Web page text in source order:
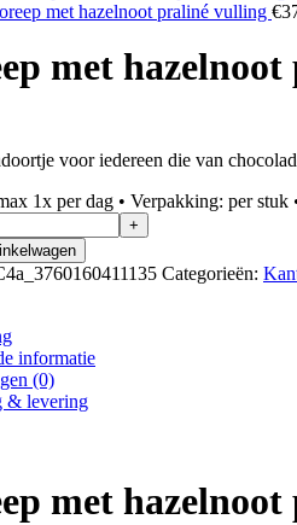
met hazelnoot praliné vulling €
met
voor iedereen die van
1x per dag • Verpakking: per stuk
Categorieën:
informatie
(0)
& levering
met